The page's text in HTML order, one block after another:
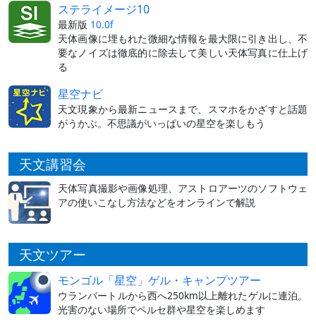
ステライメージ10
最新版 10.0f
天体画像に埋もれた微細な情報を最大限に引き出し、不
要なノイズは徹底的に除去して美しい天体写真に仕上げ
る
星空ナビ
天文現象から最新ニュースまで、スマホをかざすと話題
がうかぶ。不思議がいっぱいの星空を楽しもう
天文講習会
天体写真撮影や画像処理、アストロアーツのソフトウェ
アの使いこなし方法などをオンラインで解説
天文ツアー
モンゴル「星空」ゲル・キャンプツアー
ウランバートルから西へ250km以上離れたゲルに連泊。
光害のない場所でペルセ群や星空を楽しめます